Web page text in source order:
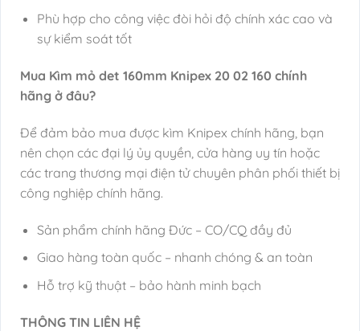
Phù hợp cho công việc đòi hỏi độ chính xác cao và
sự kiểm soát tốt
Mua Kìm mỏ det 160mm Knipex 20 02 160 chính
hãng ở đâu?
Để đảm bảo mua được kìm Knipex chính hãng, bạn
nên chọn các đại lý ủy quyền, cửa hàng uy tín hoặc
các trang thương mại điện tử chuyên phân phối thiết bị
công nghiệp chính hãng.
Sản phẩm chính hãng Đức – CO/CQ đầy đủ
Giao hàng toàn quốc – nhanh chóng & an toàn
Hỗ trợ kỹ thuật – bảo hành minh bạch
THÔNG TIN LIÊN HỆ